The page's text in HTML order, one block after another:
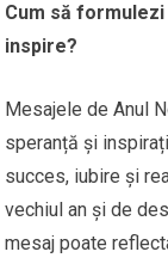
Cum să
inspire?
Mesajele de Anul
speranță și
succes, iubire și
vechiul an și de
mesaj poate